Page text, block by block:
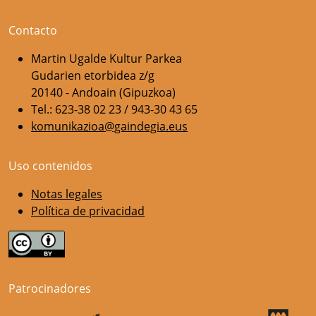
Contacto
Martin Ugalde Kultur Parkea
Gudarien etorbidea z/g
20140 - Andoain (Gipuzkoa)
Tel.: 623-38 02 23 / 943-30 43 65
komunikazioa@gaindegia.eus
Uso contenidos
Notas legales
Política de privacidad
Patrocinadores